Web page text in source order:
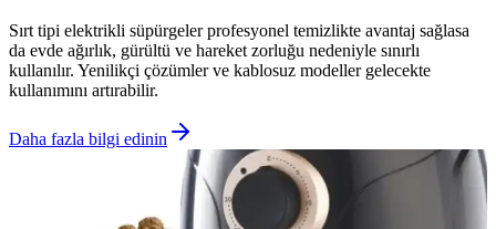
Sırt tipi elektrikli süpürgeler profesyonel temizlikte avantaj sağlasa
da evde ağırlık, gürültü ve hareket zorluğu nedeniyle sınırlı
kullanılır. Yenilikçi çözümler ve kablosuz modeller gelecekte
kullanımını artırabilir.
Daha fazla bilgi edinin